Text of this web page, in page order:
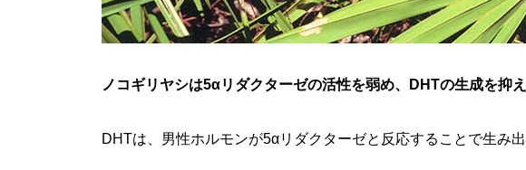
ノコギリヤシは5αリダクターゼの活性を弱め、DHTの生成を抑え
DHTは、男性ホルモンが5αリダクターゼと反応することで生み